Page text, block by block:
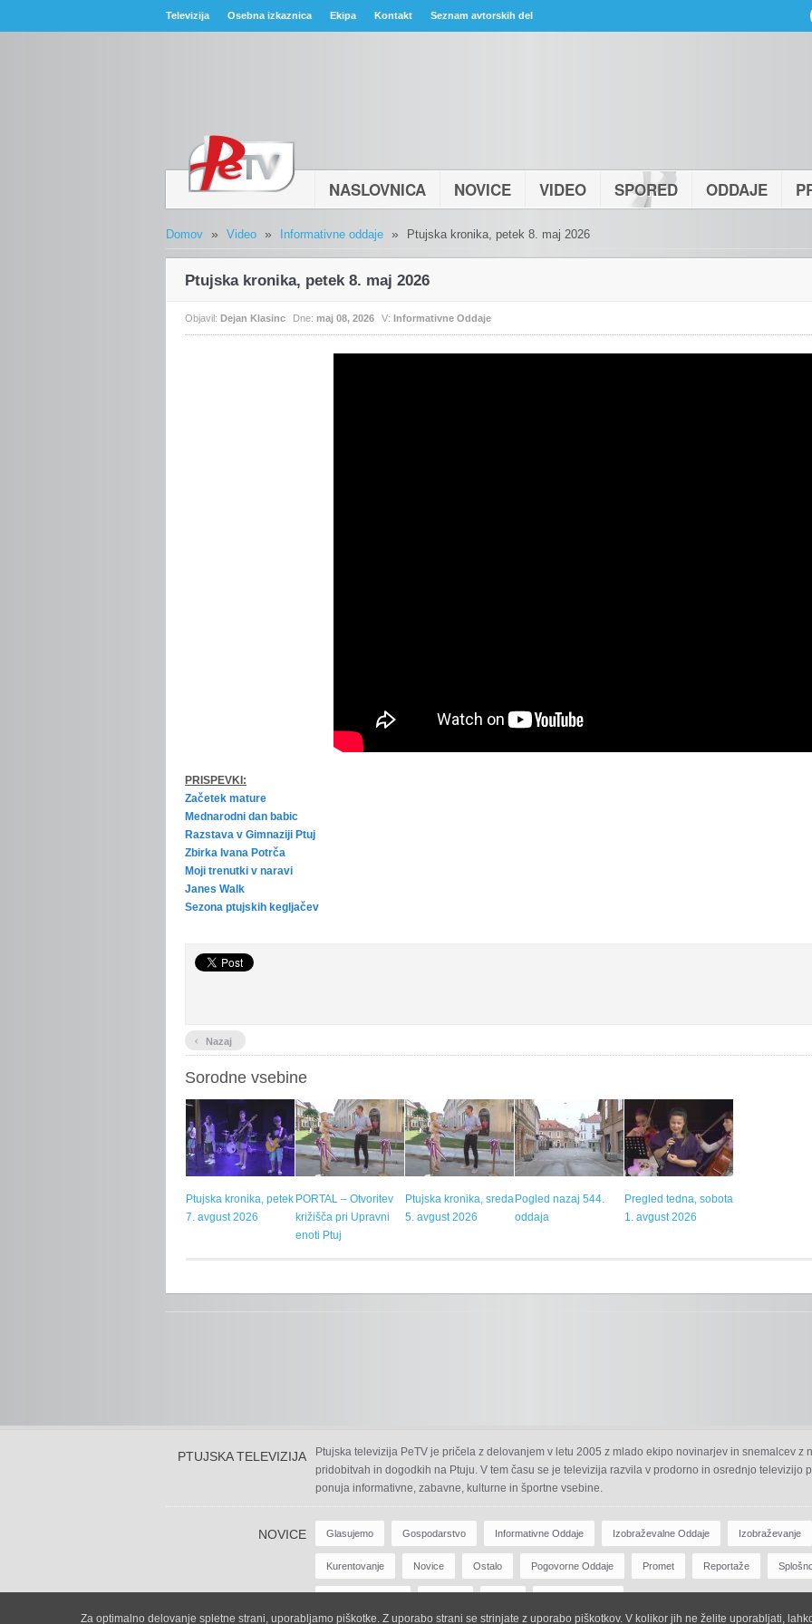
Televizija Osebna izkaznica Ekipa Kontakt Seznam avtorskih del
NASLOVNICA NOVICE VIDEO SPORED ODDAJE
Domov » Video » Informativne oddaje » Ptujska kronika, petek 8. maj 2026
Ptujska kronika, petek 8. maj 2026
Objavil: Dejan Klasinc Dne: maj 08, 2026 V: Informativne Oddaje
PRISPEVKI:
Začetek mature
Mednarodni dan babic
Razstava v Gimnaziji Ptuj
Zbirka Ivana Potrča
Moji trenutki v naravi
Janes Walk
Sezona ptujskih kegljačev
‹ Nazaj
Sorodne vsebine
Ptujska kronika, petek
7. avgust 2026
PORTAL – Otvoritev
križišča pri Upravni
enoti Ptuj
Ptujska kronika, sreda
5. avgust 2026
Pogled nazaj 544.
oddaja
Pregled tedna, sobota
1. avgust 2026
PTUJSKA TELEVIZIJA
Ptujska televizija PeTV je pričela z delovanjem v letu 2005 z mlado ekipo novinarjev in snemalcev z
pridobitvah in dogodkih na Ptuju. V tem času se je televizija razvila v prodorno in osrednjo televizijo
ponuja informativne, zabavne, kulturne in športne vsebine.
NOVICE Glasujemo Gospodarstvo Informativne Oddaje Izobraževalne Oddaje Izobraževanje
Kurentovanje Novice Ostalo Pogovorne Oddaje Promet Reportaže
Za optimalno delovanje spletne strani, uporabljamo piškotke. Z uporabo strani se strinjate z uporabo piškotkov. V kolikor jih ne želite uporabljati,